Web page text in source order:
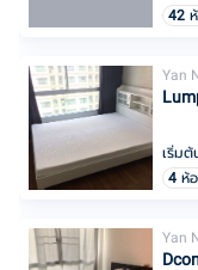
42
Yan
เริ่มต้
4 ห้
Yan